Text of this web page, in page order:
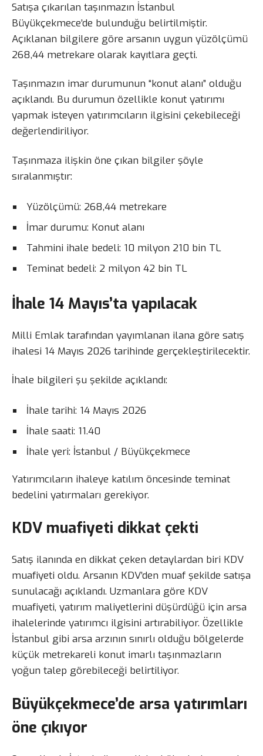
Satışa çıkarılan taşınmazın İstanbul
Büyükçekmece’de bulunduğu belirtilmiştir.
Açıklanan bilgilere göre arsanın uygun yüzölçümü
268,44 metrekare olarak kayıtlara geçti.
Taşınmazın imar durumunun “konut alanı” olduğu
açıklandı. Bu durumun özellikle konut yatırımı
yapmak isteyen yatırımcıların ilgisini çekebileceği
değerlendiriliyor.
Taşınmaza ilişkin öne çıkan bilgiler şöyle
sıralanmıştır:
Yüzölçümü: 268,44 metrekare
İmar durumu: Konut alanı
Tahmini ihale bedeli: 10 milyon 210 bin TL
Teminat bedeli: 2 milyon 42 bin TL
İhale 14 Mayıs’ta yapılacak
Milli Emlak tarafından yayımlanan ilana göre satış
ihalesi 14 Mayıs 2026 tarihinde gerçekleştirilecektir.
İhale bilgileri şu şekilde açıklandı:
İhale tarihi: 14 Mayıs 2026
İhale saati: 11.40
İhale yeri: İstanbul / Büyükçekmece
Yatırımcıların ihaleye katılım öncesinde teminat
bedelini yatırmaları gerekiyor.
KDV muafiyeti dikkat çekti
Satış ilanında en dikkat çeken detaylardan biri KDV
muafiyeti oldu. Arsanın KDV’den muaf şekilde satışa
sunulacağı açıklandı. Uzmanlara göre KDV
muafiyeti, yatırım maliyetlerini düşürdüğü için arsa
ihalelerinde yatırımcı ilgisini artırabiliyor. Özellikle
İstanbul gibi arsa arzının sınırlı olduğu bölgelerde
küçük metrekareli konut imarlı taşınmazların
yoğun talep görebileceği belirtiliyor.
Büyükçekmece’de arsa yatırımları
öne çıkıyor